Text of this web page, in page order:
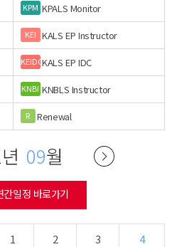
KPM KPALS Monitor
KEI KALS EP Instructor
KEIDCKALS EP IDC
KNBI KNBLS Instructor
R Renewal
09월
일정 바로가기
1 2 3
4